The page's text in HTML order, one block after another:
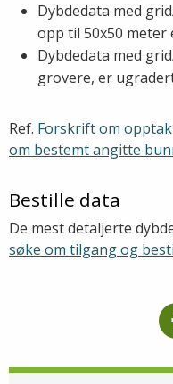
Dybdedata med
opp til 50x50 meter
Dybdedata med
grovere, er
Ref. Forskrift om
om bestemt angitte
Bestille data
De mest detaljerte
søke om tilgang og